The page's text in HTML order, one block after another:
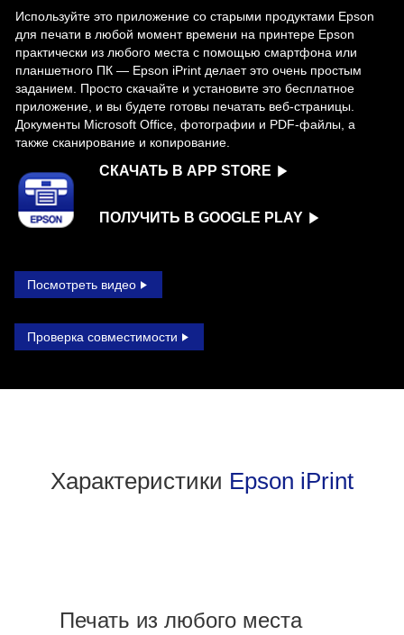
Используйте это приложение со старыми продуктами Epson
для печати в любой момент времени на принтере Epson
практически из любого места с помощью смартфона или
планшетного ПК — Epson iPrint делает это очень простым
заданием. Просто скачайте и установите это бесплатное
приложение, и вы будете готовы печатать веб-страницы.
Документы Microsoft Office, фотографии и PDF-файлы, а
также сканирование и копирование.
СКАЧАТЬ В APP STORE
ПОЛУЧИТЬ В GOOGLE PLAY
Посмотреть видео
Проверка совместимости
Характеристики Epson iPrint
Печать из любого места